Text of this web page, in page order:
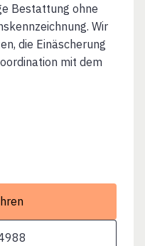
Bestattung ohne
Wir
die Einäscherung
mit dem